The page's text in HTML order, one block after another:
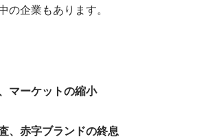
の企業もあります。
マーケットの縮小
、赤字ブランドの終息